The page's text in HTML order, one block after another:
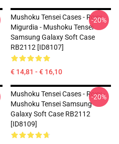
Mushoku Tensei Cases - Roxy
Migurdia - Mushoku Tensei
Samsung Galaxy Soft Case
RB2112 [ID8107]
€ 14,81 - € 16,10
-20%
Mushoku Tensei Cases - Roxy -
Mushoku Tensei Samsung
Galaxy Soft Case RB2112
[ID8109]
-20%